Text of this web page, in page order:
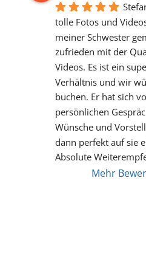
tolle Fotos und
meiner Schwester
zufrieden mit der
Videos. Es ist ein
Verhältnis und wir
buchen. Er hat sich
persönlichen
Wünsche und
dann perfekt auf sie
Absolute
Mehr